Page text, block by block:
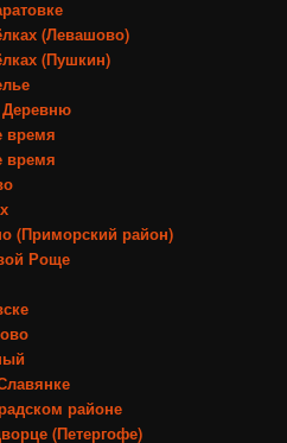
(Левашово)
(Пушкин)
время
время
(Приморский район)
Роще
районе
(Петергофе)